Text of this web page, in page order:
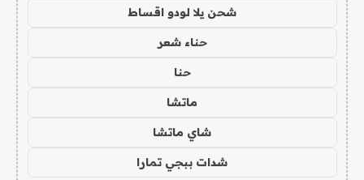
شحن يلا لودو اقساط
حناء شعر
حنا
ماتشا
شاي ماتشا
شدات ببجي تمارا